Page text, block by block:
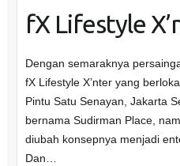
fX Lifestyle
Dengan semaraknya
fX Lifestyle X’nter yang
Pintu Satu Senayan, Jakarta
bernama Sudirman Place,
diubah konsepnya menjadi
Dan…